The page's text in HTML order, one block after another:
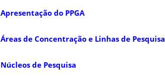
Apresentação do PPGA
Áreas de Concentração e Linhas de Pesquisa
Núcleos de Pesquisa